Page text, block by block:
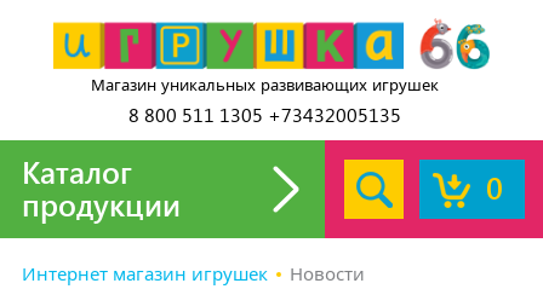
Магазин уникальных развивающих игрушек
8 800 511 1305 +73432005135
0
Каталог
продукции
Интернет магазин игрушек Новости